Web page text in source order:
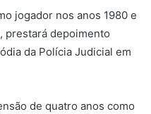
jogador nos anos 1980 e
prestará depoimento
da Polícia Judicial em
de quatro anos como